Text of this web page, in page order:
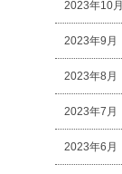
2023年10月
2023年9月
2023年8月
2023年7月
2023年6月